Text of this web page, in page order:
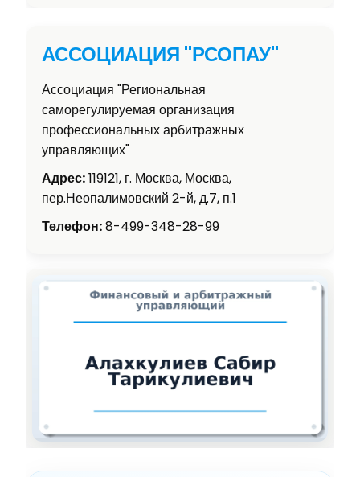
АССОЦИАЦИЯ "РСОПАУ"
Ассоциация "Региональная
саморегулируемая организация
профессиональных арбитражных
управляющих"
Адрес:119121, г. Москва, Москва,
пер.Неопалимовский 2-й, д.7, п.1
Телефон:8-499-348-28-99